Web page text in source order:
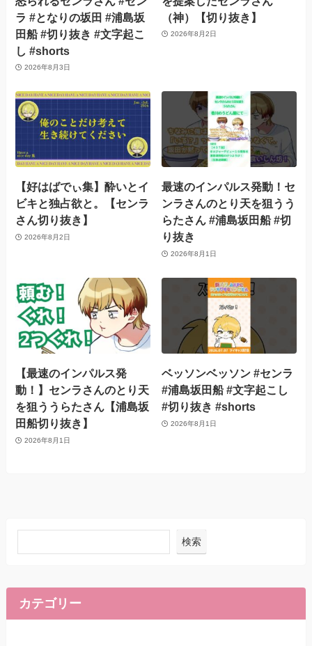
ラ #となりの坂田 #浦島坂
田船 #切り抜き #文字起こ
し #shorts
2026年8月3日
（神）【切り抜き】
2026年8月2日
【好はばでぃ集】酔いとイ
ビキと独占欲と。【センラ
さん切り抜き】
2026年8月2日
最速のインパルス発動！セ
ンラさんのとり天を狙うう
らたさん #浦島坂田船 #切
り抜き
2026年8月1日
【最速のインパルス発
動！】センラさんのとり天
を狙ううらたさん【浦島坂
田船切り抜き】
2026年8月1日
ベッソンベッソン #センラ
#浦島坂田船 #文字起こし
#切り抜き #shorts
2026年8月1日
検索
カテゴリー